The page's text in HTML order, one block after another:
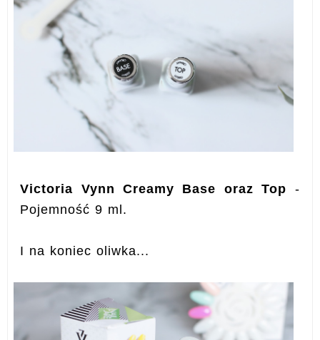
Victoria Vynn Creamy Base oraz Top -
Pojemność 9 ml.
I na koniec oliwka...